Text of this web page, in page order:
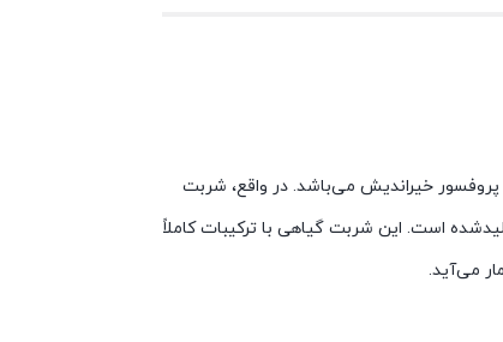
خیراندیش می‌باشد. در واقع، شربت
است. این شربت گیاهی با ترکیبات کاملاً
می‌آید.